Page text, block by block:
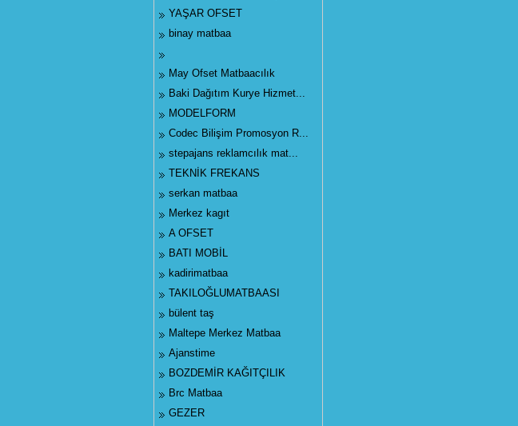
YAŞAR OFSET
binay matbaa
May Ofset Matbaacılık
Baki Dağıtım Kurye Hizmet...
MODELFORM
Codec Bilişim Promosyon R...
stepajans reklamcılık mat...
TEKNİK FREKANS
serkan matbaa
Merkez kagıt
A OFSET
BATI MOBİL
kadirimatbaa
TAKILOĞLUMATBAASI
bülent taş
Maltepe Merkez Matbaa
Ajanstime
BOZDEMİR KAĞITÇILIK
Brc Matbaa
GEZER